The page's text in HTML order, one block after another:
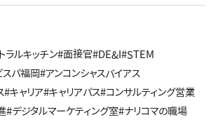
ラルキッチン#面接官#DE&I #STEM
スパ福岡#アンコンシャスバイアス
#キャリア#キャリアパス#コンサルティング営業
#デジタルマーケティング室#ナリコマの職場